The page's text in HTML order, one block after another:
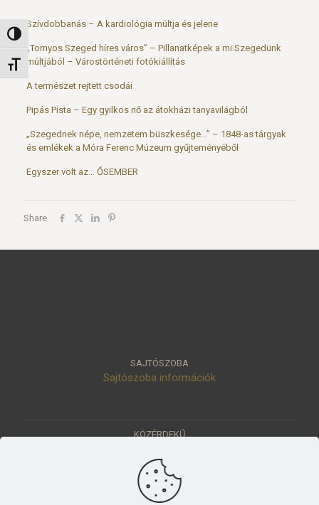
Nagy kontraszt váltása
Betűméret váltása
Szívdobbanás – A kardiológia múltja és jelene
„Tornyos Szeged híres város” – Pillanatképek a mi Szegedünk
múltjából – Várostörténeti fotókiállítás
A természet rejtett csodái
Pipás Pista – Egy gyilkos nő az átokházi tanyavilágból
„Szegednek népe, nemzetem büszkesége…” – 1848-as tárgyak
és emlékek a Móra Ferenc Múzeum gyűjteményéből
Egyszer volt az… ŐSEMBER
Share
SAJTÓSZOBA
Sajtószoba információk
KÖZÉRDEKŰ
Értéktár
Pályázatok